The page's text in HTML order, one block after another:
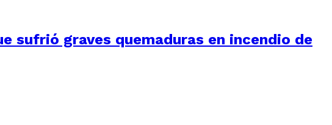
sufrió graves quemaduras en incendio de